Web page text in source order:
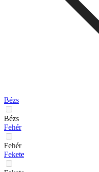
Bézs
Bézs
Fehér
Fehér
Fekete